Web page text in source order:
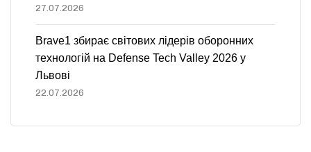
27.07.2026
Brave1 збирає світових лідерів оборонних
технологій на Defense Tech Valley 2026 у
Львові
22.07.2026